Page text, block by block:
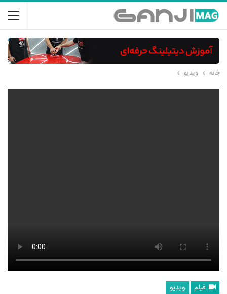
خانه ویدیو
فیلم ویدیو